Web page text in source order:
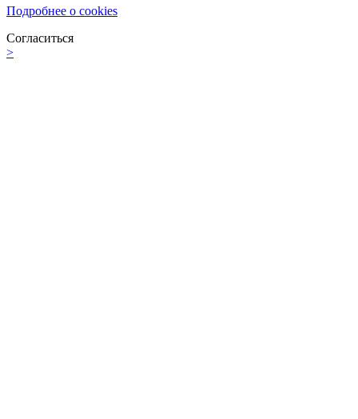
Подробнее о cookies
Согласиться
>